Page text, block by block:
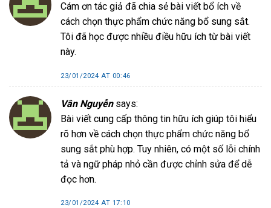
Cám ơn tác giả đã chia sẻ bài viết bổ ích về
cách chọn thực phẩm chức năng bổ sung sắt.
Tôi đã học được nhiều điều hữu ích từ bài viết
này.
23/01/2024 AT 00:46
Vân Nguyễn says:
Bài viết cung cấp thông tin hữu ích giúp tôi hiểu
rõ hơn về cách chọn thực phẩm chức năng bổ
sung sắt phù hợp. Tuy nhiên, có một số lỗi chính
tả và ngữ pháp nhỏ cần được chỉnh sửa để dễ
đọc hơn.
23/01/2024 AT 17:10